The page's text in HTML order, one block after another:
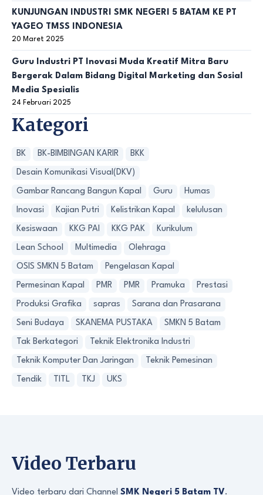
KUNJUNGAN INDUSTRI SMK NEGERI 5 BATAM KE PT
YAGEO TMSS INDONESIA
20 Maret 2025
Guru Industri PT Inovasi Muda Kreatif Mitra Baru
Bergerak Dalam Bidang Digital Marketing dan Sosial
Media Spesialis
24 Februari 2025
Kategori
BK BK-BIMBINGAN KARIR BKK
Desain Komunikasi Visual(DKV)
Gambar Rancang Bangun Kapal Guru Humas
Inovasi Kajian Putri Kelistrikan Kapal kelulusan
Kesiswaan KKG PAI KKG PAK Kurikulum
Lean School Multimedia Olehraga
OSIS SMKN 5 Batam Pengelasan Kapal
Permesinan Kapal PMR PMR Pramuka Prestasi
Produksi Grafika sapras Sarana dan Prasarana
Seni Budaya SKANEMA PUSTAKA SMKN 5 Batam
Tak Berkategori Teknik Elektronika Industri
Teknik Komputer Dan Jaringan Teknik Pemesinan
Tendik TITL TKJ UKS
Video Terbaru
Video terbaru dari Channel SMK Negeri 5 Batam TV.